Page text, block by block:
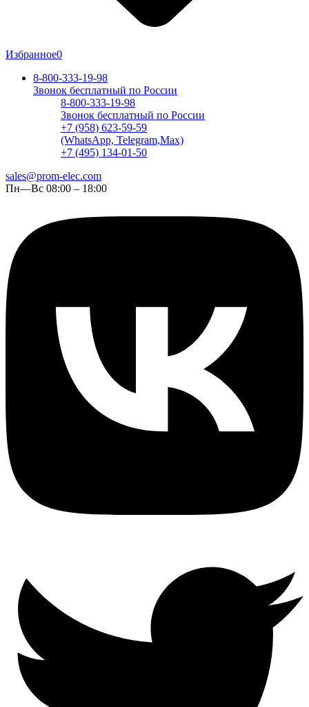
Избранное0
8-800-333-19-98
Звонок бесплатный по России
8-800-333-19-98
Звонок бесплатный по России
+7 (958) 623-59-59
(WhatsApp, Telegram,Max)
+7 (495) 134-01-50
sales@prom-elec.com
Пн—Вс 08:00 – 18:00